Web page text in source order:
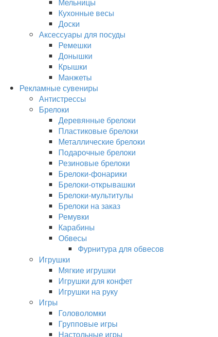
Кухонные весы
Доски
Аксессуары для посуды
Ремешки
Донышки
Крышки
Манжеты
Рекламные сувениры
Антистрессы
Брелоки
Деревянные брелоки
Пластиковые брелоки
Металлические брелоки
Подарочные брелоки
Резиновые брелоки
Брелоки-фонарики
Брелоки-открывашки
Брелоки-мультитулы
Брелоки на заказ
Ремувки
Карабины
Обвесы
Фурнитура для обвесов
Игрушки
Мягкие игрушки
Игрушки для конфет
Игрушки на руку
Игры
Головоломки
Групповые игры
Настольные игры